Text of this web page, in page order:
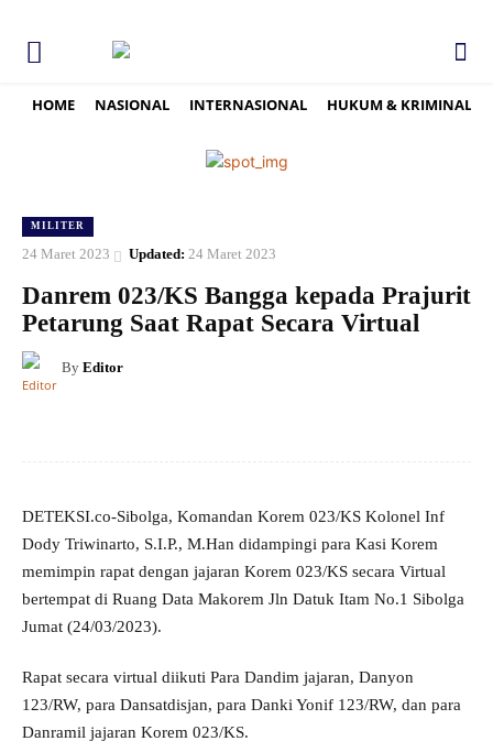
HOME NASIONAL INTERNASIONAL HUKUM & KRIMINAL
MILITER
24 Maret 2023 Updated: 24 Maret 2023
Danrem 023/KS Bangga kepada Prajurit
Petarung Saat Rapat Secara Virtual
By Editor
DETEKSI.co-Sibolga, Komandan Korem 023/KS Kolonel Inf
Dody Triwinarto, S.I.P., M.Han didampingi para Kasi Korem
memimpin rapat dengan jajaran Korem 023/KS secara Virtual
bertempat di Ruang Data Makorem Jln Datuk Itam No.1 Sibolga
Jumat (24/03/2023).
Rapat secara virtual diikuti Para Dandim jajaran, Danyon
123/RW, para Dansatdisjan, para Danki Yonif 123/RW, dan para
Danramil jajaran Korem 023/KS.